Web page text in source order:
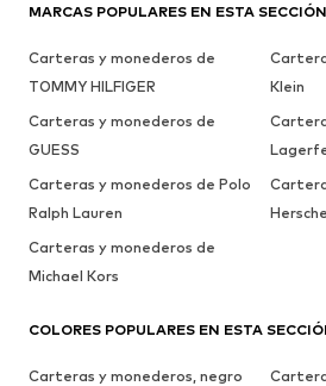
MARCAS POPULARES EN ESTA SECCIÓN
Carteras y monederos de
TOMMY HILFIGER
Klein
Carteras y monederos de
GUESS
Carteras y monederos de Polo
Ralph Lauren
Carteras y monederos de
Michael Kors
COLORES POPULARES EN ESTA
Carteras y monederos, negro